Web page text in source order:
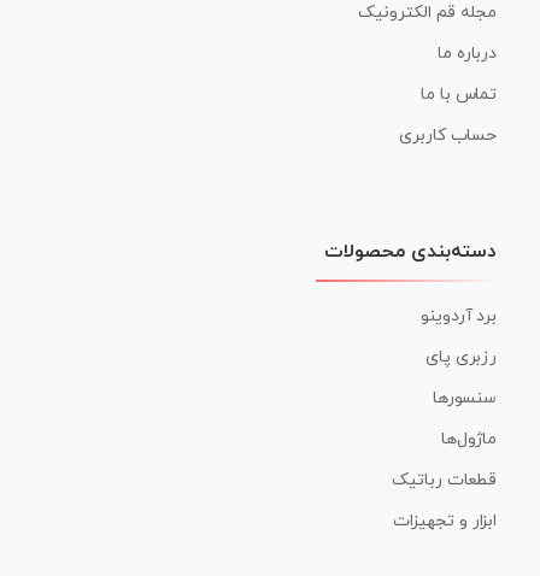
مجله قم الکترونیک
درباره ما
تماس با ما
حساب کاربری
دسته‌بندی محصولات
برد آردوینو
رزبری پای
سنسورها
ماژول‌ها
قطعات رباتیک
ابزار و تجهیزات